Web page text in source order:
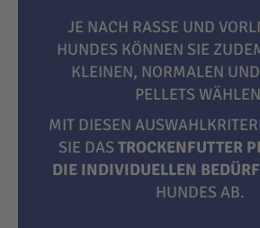
JE NACH RASSE UND
HUNDES KÖNNEN SIE
KLEINEN, NORMALEN UND
ELLETS
MIT DIESEN
SIE DAS TROCKENFUTTER
DIE INDIVIDUELLEN
HUNDES AB.